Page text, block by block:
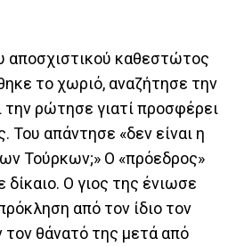
αποσχιστικού καθεστώτος
το χωριό, αναζήτησε την
την ρώτησε γιατί προσφέρει
Του απάντησε «δεν είναι η
Τούρκων;» Ο «πρόεδρος»
Ο γιος της ένιωσε
από τον ίδιο τον
θάνατό της μετά από